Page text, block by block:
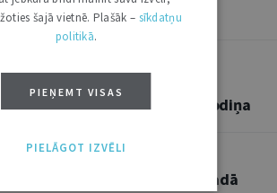
turpmāk vadīs Anita Rodiņa
darbības prioritātes 2015. gadā
šajā vietnē. Plašāk – sīkdatņu
politikā.
PIEŅEMT VISAS
PIELĀGOT IZVĒLI